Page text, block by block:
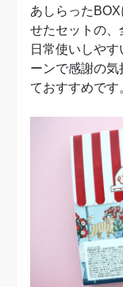
あしらった
せたセットの、
日常使いしや
ーンで感謝の
ておすすめです